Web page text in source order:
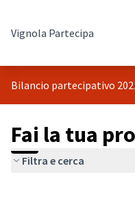
Vignola Partecipa
Bilancio partecipativo
Fai la tua
Filtra e cerca